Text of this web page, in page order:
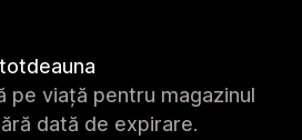
pe viață pentru magazinul
dată de expirare.